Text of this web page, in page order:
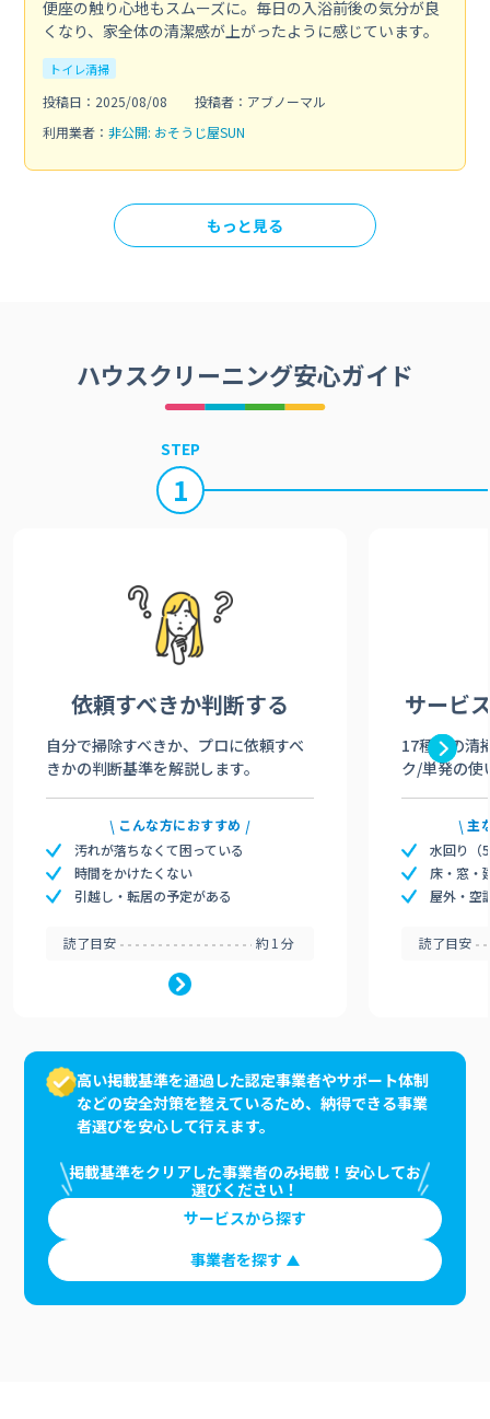
便座の触り心地もスムーズに。毎日の入浴前後の気分が良
くなり、家全体の清潔感が上がったように感じています。
トイレ清掃
投稿日：2025/08/08
投稿者：アブノーマル
利用業者： 非公開: おそうじ屋SUN
もっと見る
ハウスクリーニング安心ガイド
STEP
1
依頼すべきか判断する
自分で掃除すべきか、プロに依頼すべ
きかの判断基準を解説します。
こんな方におすすめ
汚れが落ちなくて困っている
時間をかけたくない
引越し・転居の予定がある
読了目安 約1分
サービ
17種類の清
ク/単発の使
主
水回り（
床・窓・
屋外・空
読了目安
高い掲載基準を通過した認定事業者やサポート体制
などの安全対策を整えているため、納得できる事業
者選びを安心して行えます。
掲載基準をクリアした事業者のみ掲載！安心してお
選びください！
サービスから探す
事業者を探す